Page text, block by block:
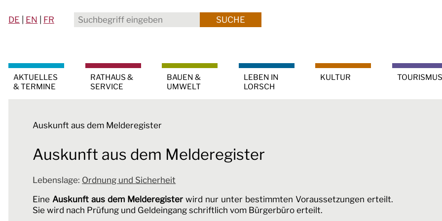
DE EN FR SUCHE
AKTUELLES
& TERMINE
RATHAUS &
SERVICE
BAUEN &
UMWELT
LEBEN IN
LORSCH
KULTUR TOURISMUS
Auskunft aus dem Melderegister
Auskunft aus dem Melderegister
Lebenslage: Ordnung und Sicherheit
Eine Auskunft aus dem Melderegister wird nur unter bestimmten Voraussetzungen erteilt.
Sie wird nach Prüfung und Geldeingang schriftlich vom Bürgerbüro erteilt.